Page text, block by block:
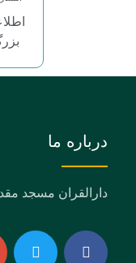
درباره ما
دارالقران مسجد